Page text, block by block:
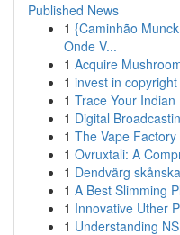
Published News
1 {Caminhão
Onde V...
1 Acquire
1 invest in
1 Trace Your
1 Digital
1 The Vape Factory
1 Ovruxtali: A
1 Dendvärg
1 A Best Slimming
1 Innovative Uther
1 Understanding